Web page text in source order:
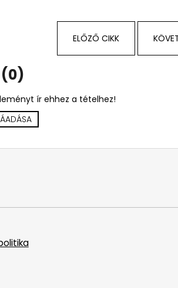
ELŐZŐ CIKK
(0)
ír ehhez a tételhez!